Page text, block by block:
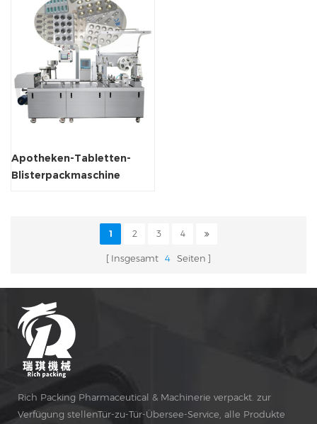
Apotheken-Tabletten-
Blisterpackmaschine
1 2 3 4
Insgesamt 4 Seiten
Rich Packing Pharmaceutical & Machinerie verpackt. zur
Verfügung stellenTür-zu-Tür-Übersee-Service, alle Produkte